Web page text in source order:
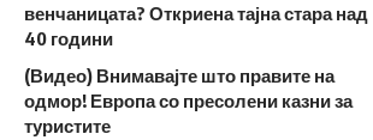
венчаницата? Откриена тајна стара над
40 години
(Видео) Внимавајте што правите на
одмор! Европа со пресолени казни за
туристите